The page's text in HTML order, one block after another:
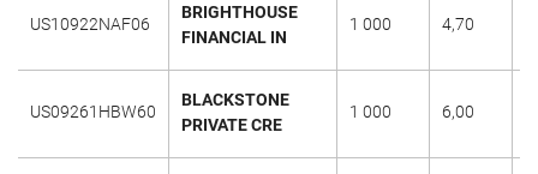
US10922NAF06
BRIGHTHOUSE
FINANCIAL IN
1 000 4,70
US09261HBW60
BLACKSTONE
PRIVATE CRE
1 000 6,00